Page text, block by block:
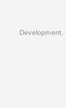
Development,